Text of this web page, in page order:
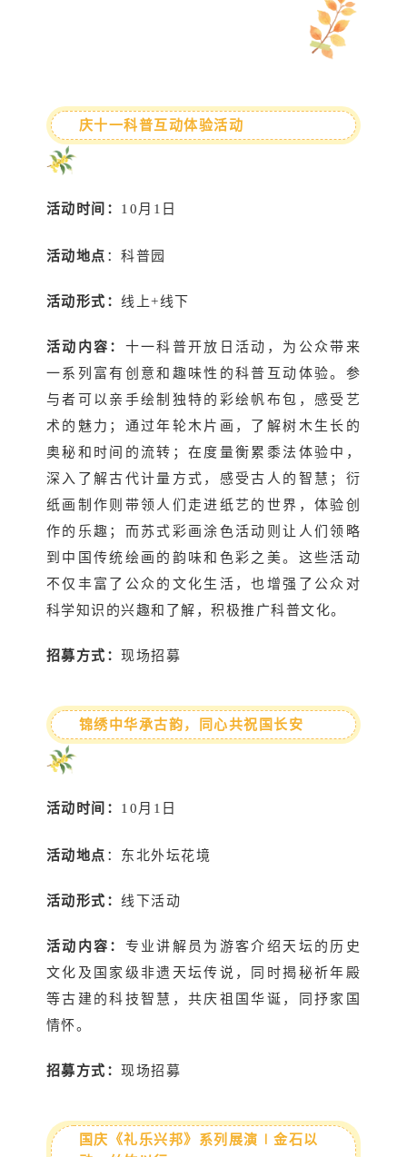
庆十一科普互动体验活动
活动时间： 10月1日
活动地点 ：科普园
活动形式： 线上+线下
活动内容： 十一科普开放日活动，为公众带来
一系列富有创意和趣味性的科普互动体验。参
与者可以亲手绘制独特的彩绘帆布包，感受艺
术的魅力；通过年轮木片画，了解树木生长的
奥秘和时间的流转；在度量衡累黍法体验中，
深入了解古代计量方式，感受古人的智慧；衍
纸画制作则带领人们走进纸艺的世界，体验创
作的乐趣；而苏式彩画涂色活动则让人们领略
到中国传统绘画的韵味和色彩之美。这些活动
不仅丰富了公众的文化生活，也增强了公众对
科学知识的兴趣和了解，积极推广科普文化。
招募方式：现场招募
锦绣中华承古韵，同心共祝国长安
活动时间： 10月1日
活动地点 ：东北外坛花境
活动形式： 线下活动
活动内容： 专业讲解员为游客介绍天坛的历史
文化及国家级非遗天坛传说，同时揭秘祈年殿
等古建的科技智慧，共庆祖国华诞，同抒家国
情怀。
招募方式：现场招募
国庆《礼乐兴邦》系列展演∣金石以